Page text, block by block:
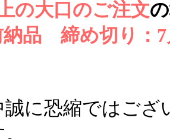
の大口のご注文
納品 締め切り：7
誠に恐縮ではご